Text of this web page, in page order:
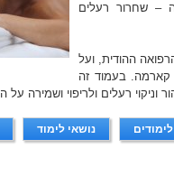
– שחרור רעלים
ההודית, ועל
קארמה. בעמוד זה
וניקוי רעלים ולריפוי ושמירה על
נושאי לימוד